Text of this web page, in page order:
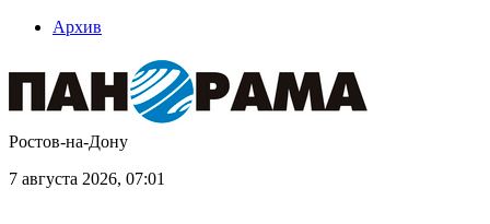
Архив
Ростов-на-Дону
7 августа 2026, 07:01